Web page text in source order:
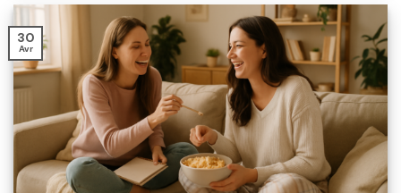
30
Avr